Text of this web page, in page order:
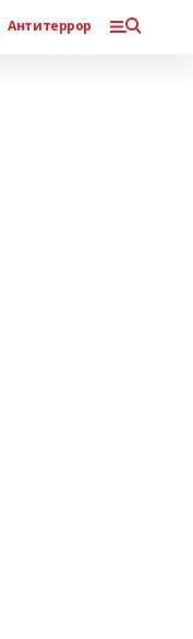
Антитеррор